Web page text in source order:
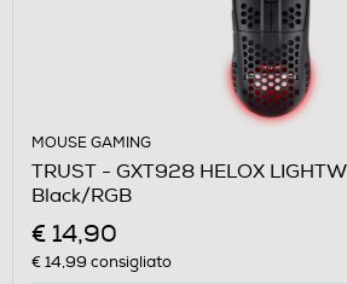
MOUSE GAMING
TRUST - GXT928 HELOX
Black/RGB
€ 14,90
€ 14,99 consigliato